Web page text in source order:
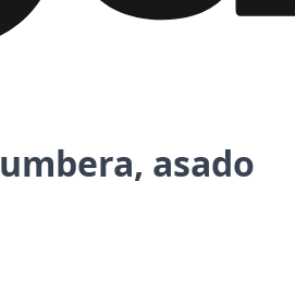
asado